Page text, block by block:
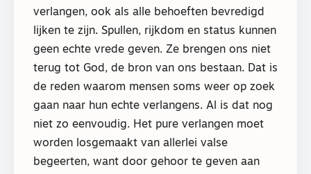
verlangen, ook als alle behoeften bevredigd
lijken te zijn. Spullen, rijkdom en status kunnen
geen echte vrede geven. Ze brengen ons niet
terug tot God, de bron van ons bestaan. Dat is
de reden waarom mensen soms weer op zoek
gaan naar hun echte verlangens. Al is dat nog
niet zo eenvoudig. Het pure verlangen moet
worden losgemaakt van allerlei valse
begeerten, want door gehoor te geven aan